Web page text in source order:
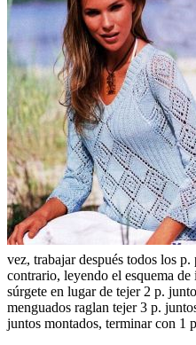
vez, trabajar después todos los
contrario, leyendo el esquema
súrgete en lugar de tejer 2 p.
menguados raglan tejer 3 p.
juntos montados, terminar con 1